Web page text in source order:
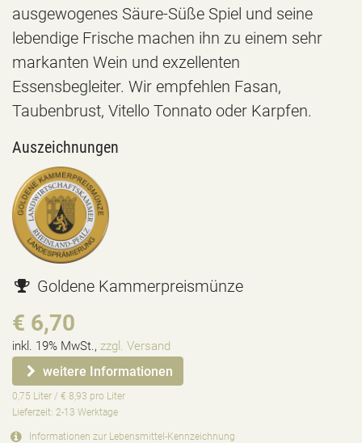
ausgewogenes Säure-Süße Spiel und seine
lebendige Frische machen ihn zu einem sehr
markanten Wein und exzellenten
Essensbegleiter. Wir empfehlen Fasan,
Taubenbrust, Vitello Tonnato oder Karpfen.
Auszeichnungen
Goldene Kammerpreismünze
€ 6,70
inkl. 19% MwSt., zzgl. Versand
weitere Informationen
0,75 Liter / € 8,93 pro Liter
Lieferzeit: 2-13 Werktage
Informationen zur Lebensmittel-Kennzeichnung